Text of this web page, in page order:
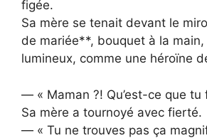
figée.
Sa mère se tenait devant le
de mariée**, bouquet à la main,
lumineux, comme une héroïne
— « Maman ?! Qu’est-ce que tu
Sa mère a tournoyé avec fierté.
— « Tu ne trouves pas ça